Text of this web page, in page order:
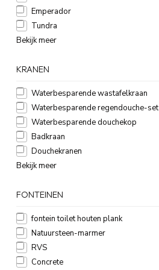
Emperador
Tundra
Bekijk meer
KRANEN
Waterbesparende wastafelkraan
Waterbesparende regendouche-set
Waterbesparende douchekop
Badkraan
Douchekranen
Bekijk meer
FONTEINEN
fontein toilet houten plank
Natuursteen-marmer
RVS
Concrete